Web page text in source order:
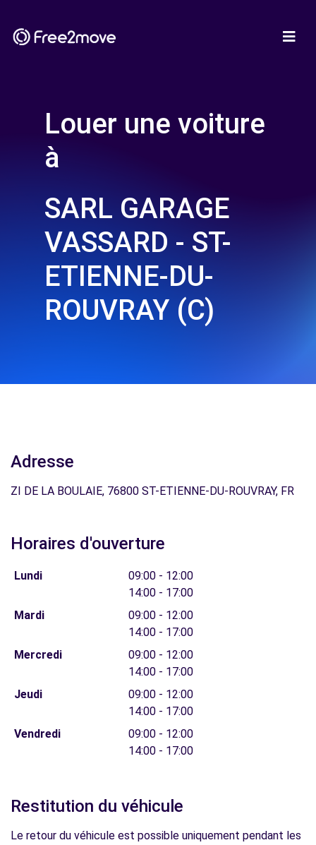
Louer une voiture
à
SARL GARAGE
VASSARD - ST-
ETIENNE-DU-
ROUVRAY (C)
Adresse
ZI DE LA BOULAIE, 76800 ST-ETIENNE-DU-ROUVRAY, FR
Horaires d'ouverture
Lundi
09:00 - 12:00
14:00 - 17:00
Mardi
09:00 - 12:00
14:00 - 17:00
Mercredi
09:00 - 12:00
14:00 - 17:00
Jeudi
09:00 - 12:00
14:00 - 17:00
Vendredi
09:00 - 12:00
14:00 - 17:00
Restitution du véhicule
Le retour du véhicule est possible uniquement pendant les